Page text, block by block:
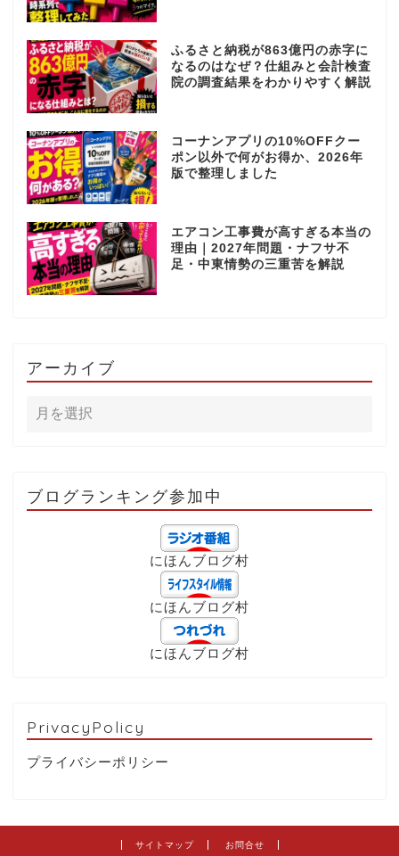
ふるさと納税が863億円の赤字に
なるのはなぜ？仕組みと会計検査
院の調査結果をわかりやすく解説
コーナンアプリの10%OFFクー
ポン以外で何がお得か、2026年
版で整理しました
エアコン工事費が高すぎる本当の
理由｜2027年問題・ナフサ不
足・中東情勢の三重苦を解説
アーカイブ
ブログランキング参加中
にほんブログ村
にほんブログ村
にほんブログ村
PrivacyPolicy
プライバシーポリシー
サイトマップ お問合せ